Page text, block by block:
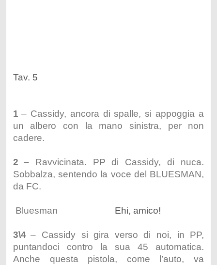
Tav. 5
1 – Cassidy, ancora di spalle, si appoggia a
un albero con la mano sinistra, per non
cadere.
2 – Ravvicinata. PP di Cassidy, di nuca.
Sobbalza, sentendo la voce del BLUESMAN,
da FC.
Bluesman Ehi, amico!
3\4 – Cassidy si gira verso di noi, in PP,
puntandoci contro la sua 45 automatica.
Anche questa pistola, come l’auto, va